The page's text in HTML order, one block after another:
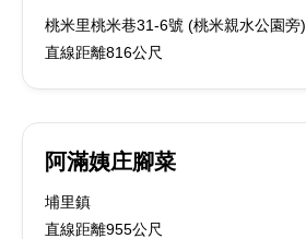
桃米里桃米巷31-6號 (桃米親水公園旁)
直線距離816公尺
阿滿姨庄腳菜
埔里鎮
直線距離955公尺